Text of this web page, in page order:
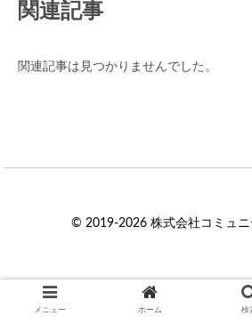
関連記事
関連記事は見つかりませんでした。
© 2019-2026 株式会社コミュニ
メニュー ホーム 検